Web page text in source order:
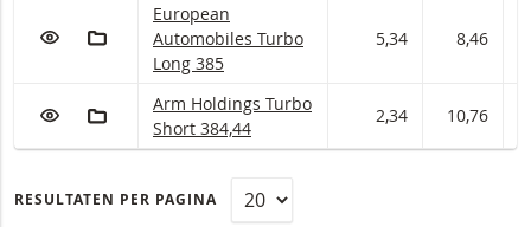
VOEG TOE AAN WATCHLIST
AAN PORTFOLIO TOEVOEGEN
European Automobiles Turbo Long Met stop
European
Automobiles Turbo
Long 385
5,34 8,46
VOEG TOE AAN WATCHLIST
AAN PORTFOLIO TOEVOEGEN
Arm Holdings Turbo Short Met stop loss-
Arm Holdings Turbo
Short 384,44
2,34 10,76
RESULTATEN PER PAGINA